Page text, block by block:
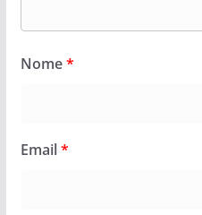
Nome*
Email*